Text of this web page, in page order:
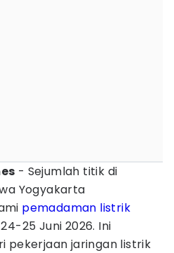
- Sejumlah titik di
Yogyakarta
pemadaman listrik
25 Juni 2026. Ini
pekerjaan jaringan listrik